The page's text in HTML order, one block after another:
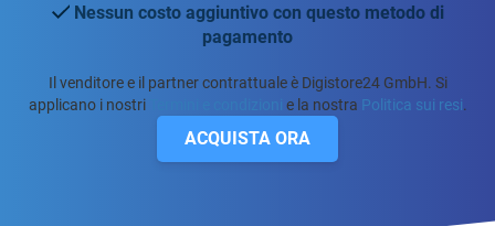
Nessun costo aggiuntivo con questo metodo di
pagamento
Il venditore e il partner contrattuale è Digistore24 GmbH. Si
applicano i nostri
e la nostra Politica sui resi.
ACQUISTA ORA